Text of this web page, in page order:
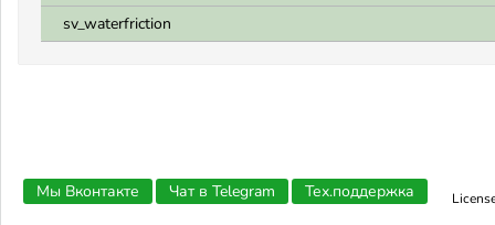
sv_waterfriction
Мы Вконтакте Чат в Telegram Тех.поддержка